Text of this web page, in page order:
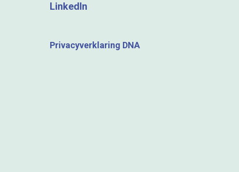
LinkedIn
Privacyverklaring DNA